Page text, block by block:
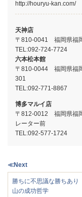
http://houryu-kan.com/
天神店
〒810-0041 福岡県福
TEL:092-724-7724
六本松本館
〒810-0044 福岡県福
301
TEL:092-771-8867
博多マルイ店
〒812-0012 福岡県福
レーター前
TEL:092-577-1724
≪Next
勝ちに不思議な勝ちあ
山の成功哲学